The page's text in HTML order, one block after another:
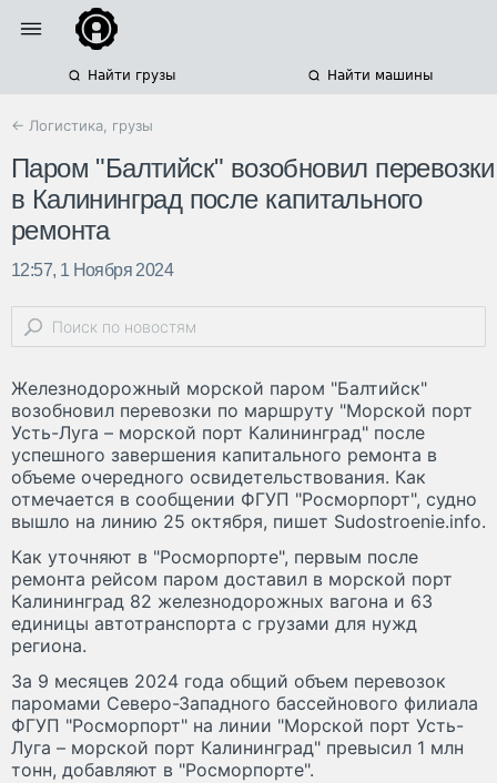
Найти грузы Найти машины
← Логистика, грузы
Паром "Балтийск" возобновил перевозки
в Калининград после капитального
ремонта
12:57, 1 Ноября 2024
Железнодорожный морской паром "Балтийск"
возобновил перевозки по маршруту "Морской порт
Усть-Луга – морской порт Калининград" после
успешного завершения капитального ремонта в
объеме очередного освидетельствования. Как
отмечается в сообщении ФГУП "Росморпорт", судно
вышло на линию 25 октября, пишет Sudostroenie.info.
Как уточняют в "Росморпорте", первым после
ремонта рейсом паром доставил в морской порт
Калининград 82 железнодорожных вагона и 63
единицы автотранспорта с грузами для нужд
региона.
За 9 месяцев 2024 года общий объем перевозок
паромами Северо-Западного бассейнового филиала
ФГУП "Росморпорт" на линии "Морской порт Усть-
Луга – морской порт Калининград" превысил 1 млн
тонн, добавляют в "Росморпорте".